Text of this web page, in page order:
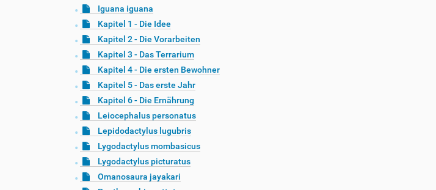
Iguana iguana
Kapitel 1 - Die Idee
Kapitel 2 - Die Vorarbeiten
Kapitel 3 - Das Terrarium
Kapitel 4 - Die ersten Bewohner
Kapitel 5 - Das erste Jahr
Kapitel 6 - Die Ernährung
Leiocephalus personatus
Lepidodactylus lugubris
Lygodactylus mombasicus
Lygodactylus picturatus
Omanosaura jayakari